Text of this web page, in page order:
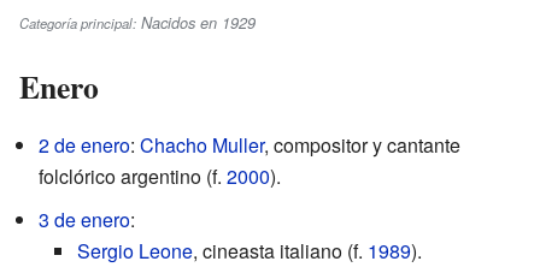
Categoría principal: Nacidos en 1929
Enero
2 de enero: Chacho Muller, compositor y cantante
folclórico argentino (f. 2000).
3 de enero:
Sergio Leone, cineasta italiano (f. 1989).